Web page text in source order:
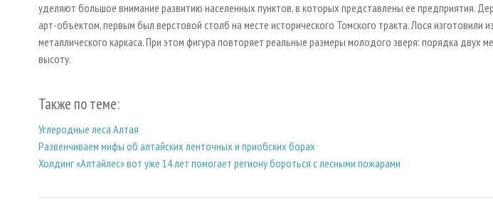
уделяют большое внимание развитию населенных пунктов, в которых представлены ее предприятия.
арт-объектом, первым был верстовой столб на месте исторического Томского тракта. Лося изготовили
металлического каркаса. При этом фигура повторяет реальные размеры молодого зверя: порядка двух
высоту.
Также по теме:
Углеродные леса Алтая
Развенчиваем мифы об алтайских ленточных и приобских борах
Холдинг «Алтайлес» вот уже 14 лет помогает региону бороться с лесными пожарами